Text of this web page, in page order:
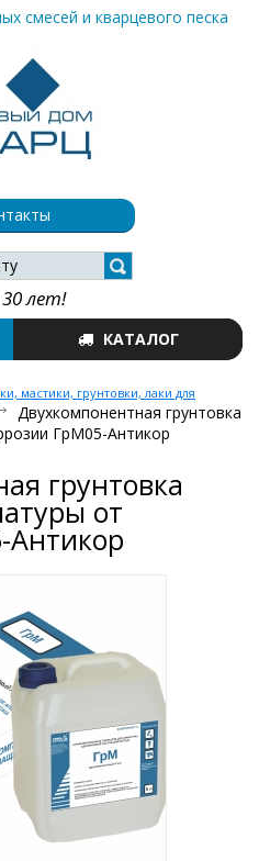
смесей и кварцевого песка
лет!
КАТАЛОГ
мастики, грунтовки, лаки для
Двухкомпонентная грунтовка
ГрМ05-Антикор
грунтовка
от
Антикор